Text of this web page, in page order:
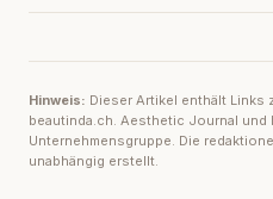
Hinweis: Dieser Artikel enthält Links
beautinda.ch. Aesthetic Journal und
Unternehmensgruppe. Die
unabhängig erstellt.